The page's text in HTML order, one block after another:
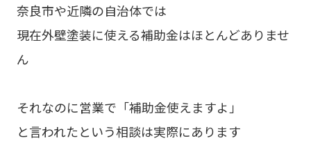
奈良市や近隣の自治体では
現在外壁塗装に使える補助金はほとんどありませ
ん
それなのに営業で「補助金使えますよ」
と言われたという相談は実際にあります